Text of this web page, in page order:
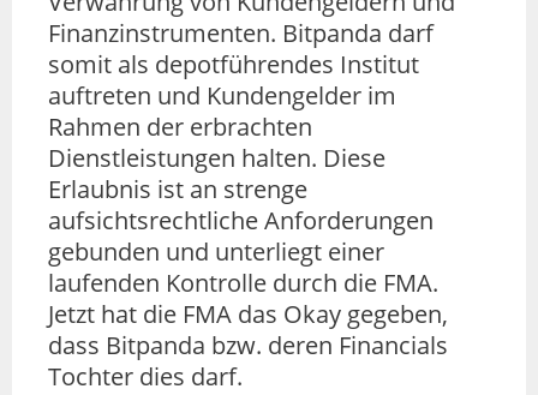
Finanzinstrumenten. Bitpanda darf
somit als depotführendes Institut
auftreten und Kundengelder im
Rahmen der erbrachten
Dienstleistungen halten. Diese
Erlaubnis ist an strenge
aufsichtsrechtliche Anforderungen
gebunden und unterliegt einer
laufenden Kontrolle durch die FMA.
Jetzt hat die FMA das Okay gegeben,
dass Bitpanda bzw. deren Financials
Tochter dies darf.